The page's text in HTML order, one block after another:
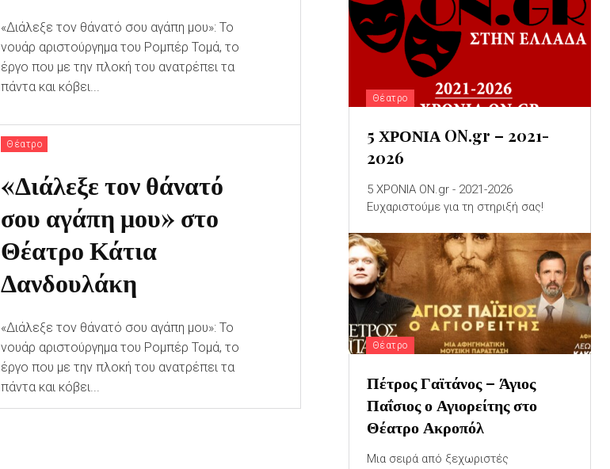
«Διάλεξε τον θάνατό σου αγάπη μου»: Το
νουάρ αριστούργημα του Ρομπέρ Τομά, το
έργο που με την πλοκή του ανατρέπει τα
πάντα και κόβει...
Θέατρο
«Διάλεξε τον θάνατό
σου αγάπη μου» στο
Θέατρο Κάτια
Δανδουλάκη
«Διάλεξε τον θάνατό σου αγάπη μου»: Το
νουάρ αριστούργημα του Ρομπέρ Τομά, το
έργο που με την πλοκή του ανατρέπει τα
πάντα και κόβει...
Θέατρο
5 ΧΡΟΝΙΑ ON.gr – 2021-
2026
5 ΧΡΟΝΙΑ ON.gr - 2021-2026
Ευχαριστούμε για τη στηριξή σας!
Θέατρο
Πέτρος Γαϊτάνος – Άγιος
Παΐσιος ο Αγιορείτης στο
Θέατρο Ακροπόλ
Μια σειρά από ξεχωριστές